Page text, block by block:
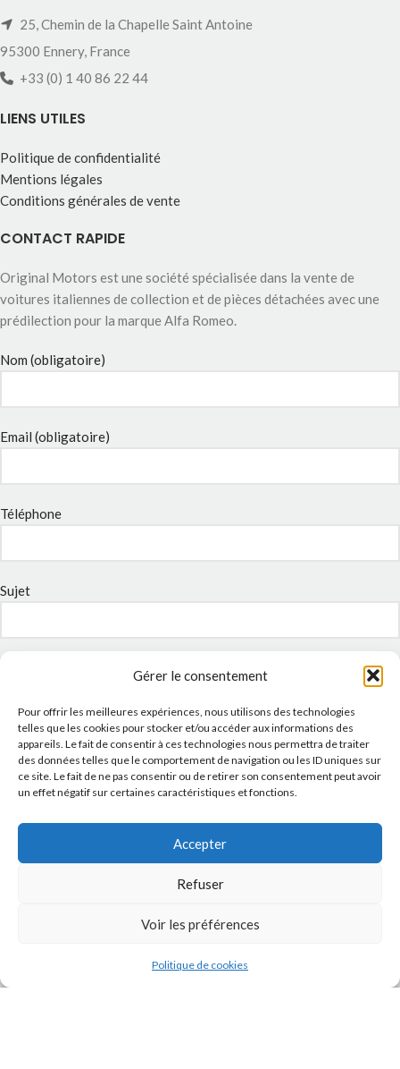
Gérer le consentement
Pour offrir les meilleures expériences, nous utilisons des technologies
telles que les cookies pour stocker et/ou accéder aux informations des
appareils. Le fait de consentir à ces technologies nous permettra de traiter
des données telles que le comportement de navigation ou les ID uniques sur
ce site. Le fait de ne pas consentir ou de retirer son consentement peut avoir
un effet négatif sur certaines caractéristiques et fonctions.
Accepter
Refuser
Voir les préférences
Politique de cookies
25, Chemin de la Chapelle Saint Antoine
95300 Ennery, France
+33 (0) 1 40 86 22 44
LIENS UTILES
Politique de confidentialité
Mentions légales
Conditions générales de vente
CONTACT RAPIDE
Original Motors est une société spécialisée dans la vente de
voitures italiennes de collection et de pièces détachées avec une
prédilection pour la marque Alfa Romeo.
Nom (obligatoire)
Email (obligatoire)
Téléphone
Sujet
Politique de confidentialité
INSTAGRAM